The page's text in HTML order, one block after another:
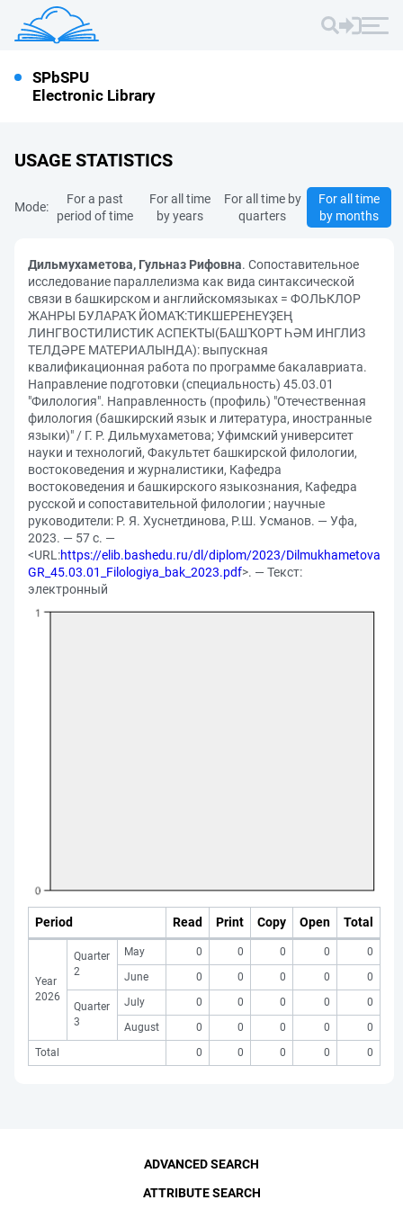
SPbSPU
Electronic Library
USAGE STATISTICS
Mode:
For a past
period of time
For all time
by years
For all time by
quarters
For all time
by months
Дильмухаметова, Гульназ Рифовна. Сопоставительное
исследование параллелизма как вида синтаксической
связи в башкирском и английскомязыках = ФОЛЬКЛОР
ЖАНРЫ БУЛАРАҠ ЙОМАҠ:ТИКШЕРЕНЕҮҘЕҢ
ЛИНГВОСТИЛИСТИК АСПЕКТЫ(БАШҠОРТ ҺӘМ ИНГЛИЗ
ТЕЛДӘРЕ МАТЕРИАЛЫНДА): выпускная
квалификационная работа по программе бакалавриата.
Направление подготовки (специальность) 45.03.01
"Филология". Направленность (профиль) "Отечественная
филология (башкирский язык и литература, иностранные
языки)" / Г. Р. Дильмухаметова; Уфимский университет
науки и технологий, Факультет башкирской филологии,
востоковедения и журналистики, Кафедра
востоковедения и башкирского языкознания, Кафедра
русской и сопоставительной филологии ; научные
руководители: Р. Я. Хуснетдинова, Р.Ш. Усманов. — Уфа,
2023. — 57 с. —
<URL:https://elib.bashedu.ru/dl/diplom/2023/Dilmukhametova
GR_45.03.01_Filologiya_bak_2023.pdf>. — Текст:
электронный
Period Read Print Copy Open Total
Year
2026
Quarter
2
May 0 0 0 0
0
June
0 0 0 0 0
Quarter
3
July 0 0 0 0
0
August
0 0 0 0
0
Total
0 0 0 0 0
ADVANCED SEARCH
ATTRIBUTE SEARCH